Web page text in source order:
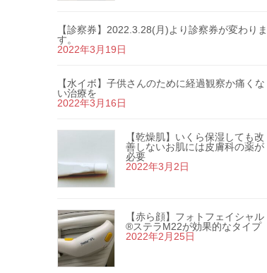
【診察券】2022.3.28(月)より診察券が変わりま
す。
2022年3月19日
【水イボ】子供さんのために経過観察か痛くな
い治療を
2022年3月16日
【乾燥肌】いくら保湿しても改
善しないお肌には皮膚科の薬が
必要
2022年3月2日
【赤ら顔】フォトフェイシャル
®ステラM22が効果的なタイプ
2022年2月25日